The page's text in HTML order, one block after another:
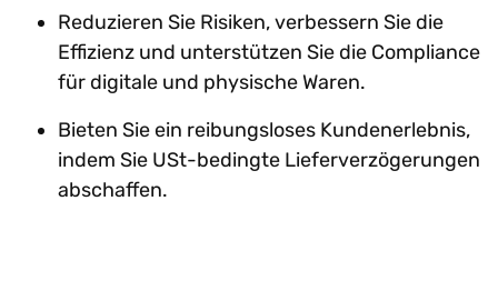
Reduzieren Sie Risiken, verbessern Sie die
Effizienz und unterstützen Sie die Compliance
für digitale und physische Waren.
Bieten Sie ein reibungsloses Kundenerlebnis,
indem Sie USt-bedingte Lieferverzögerungen
abschaffen.